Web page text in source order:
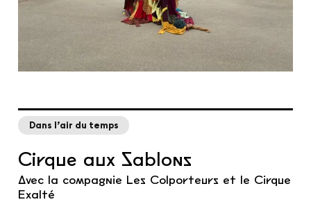
Dans l’air du temps
Cirque aux Sablons
Avec la compagnie Les Colporteurs et le Cirque
Exalté